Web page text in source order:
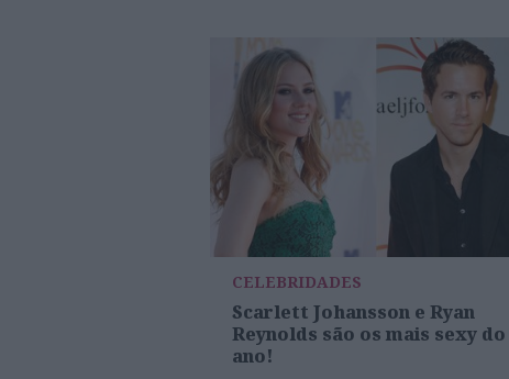
CELEBRIDADES
Scarlett Johansson e Ryan
Reynolds são os mais sexy do
ano!